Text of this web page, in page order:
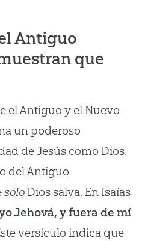
Antiguo
que
el Antiguo y el Nuevo
un poderoso
de Jesús como Dios.
del Antiguo
sóloDios salva. En Isaías
Jehová, y fuera de mí
versículo indica que